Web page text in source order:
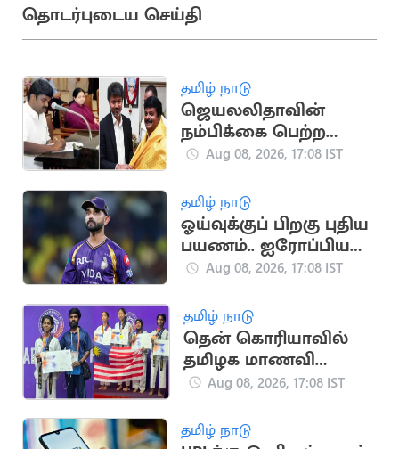
தொடர்புடைய செய்தி
தமிழ் நாடு
ஜெயலலிதாவின்
நம்பிக்கை பெற்ற
சி.விஜயபாஸ்கர்..
Aug 08, 2026, 17:08 IST
தமிழ் நாடு
ஓய்வுக்குப் பிறகு புதிய
பயணம்.. ஐரோப்பிய
டி20 லீக்கில்
Aug 08, 2026, 17:08 IST
தமிழ் நாடு
தென் கொரியாவில்
தமிழக மாணவி
அசத்தல்.. உலக
போட்டியில்
Aug 08, 2026, 17:08 IST
தமிழ் நாடு